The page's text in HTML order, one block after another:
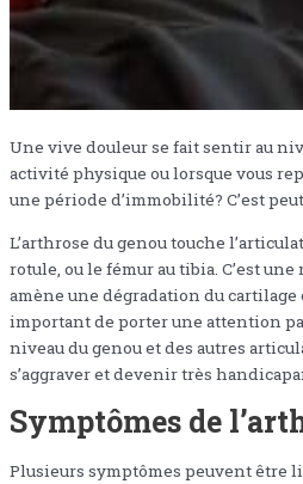
Une vive douleur se fait sentir au
activité physique ou lorsque vous
une période d’immobilité? C’est
L’arthrose du genou touche
rotule, ou le fémur au tibia. C’est
amène une dégradation du cartilage
important de porter une attention
niveau du genou et des autres
s’aggraver et devenir très
Symptômes de
Plusieurs symptômes peuvent être